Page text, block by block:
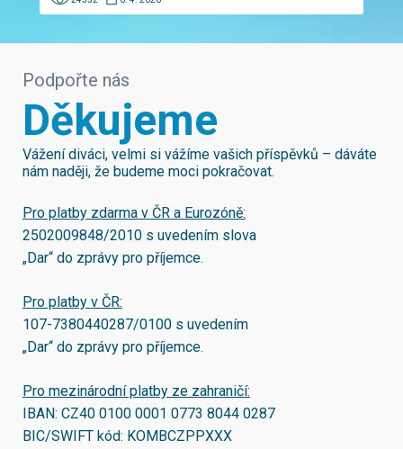
Podpořte nás
Děkujeme
Vážení diváci, velmi si vážíme vašich příspěvků – dáváte
nám naději, že budeme moci pokračovat.
Pro platby zdarma v ČR a Eurozóně:
2502009848/2010 s uvedením slova
„Dar“ do zprávy pro příjemce.
Pro platby v ČR:
107-7380440287/0100 s uvedením
„Dar“ do zprávy pro příjemce.
Pro mezinárodní platby ze zahraničí:
IBAN: CZ40 0100 0001 0773 8044 0287
BIC/SWIFT kód: KOMBCZPPXXX